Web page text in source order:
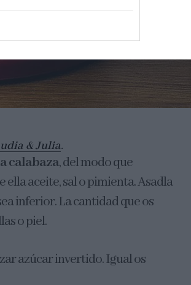
& Julia.
calabaza, del modo que
ella aceite, sal o pimienta. Asadla
inferior. La cantidad que os
o piel.
azúcar invertido. Igual os